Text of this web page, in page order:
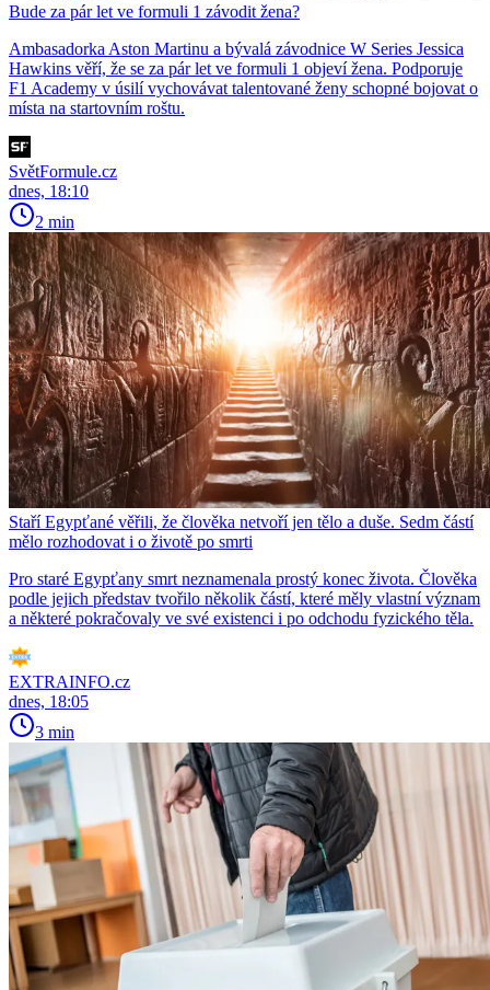
Bude za pár let ve formuli 1 závodit žena?
Ambasadorka Aston Martinu a bývalá závodnice W Series Jessica
Hawkins věří, že se za pár let ve formuli 1 objeví žena. Podporuje
F1 Academy v úsilí vychovávat talentované ženy schopné bojovat o
místa na startovním roštu.
SvětFormule.cz
dnes, 18:10
2 min
Staří Egypťané věřili, že člověka netvoří jen tělo a duše. Sedm částí
mělo rozhodovat i o životě po smrti
Pro staré Egypťany smrt neznamenala prostý konec života. Člověka
podle jejich představ tvořilo několik částí, které měly vlastní význam
a některé pokračovaly ve své existenci i po odchodu fyzického těla.
EXTRAINFO.cz
dnes, 18:05
3 min